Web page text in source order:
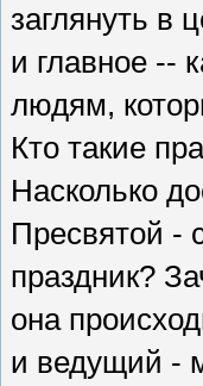
заглянуть в
и главное --
людям,
Кто такие
Насколько
Пресвятой -
праздник?
она
и ведущий -